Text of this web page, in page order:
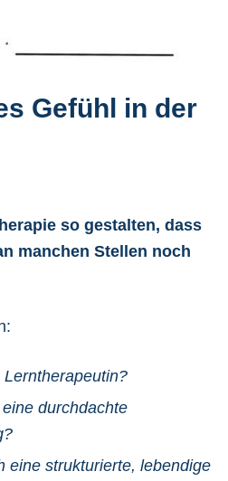
Gefühl in der
so gestalten, dass
manchen Stellen noch
durchdachte
eine strukturierte, lebendige